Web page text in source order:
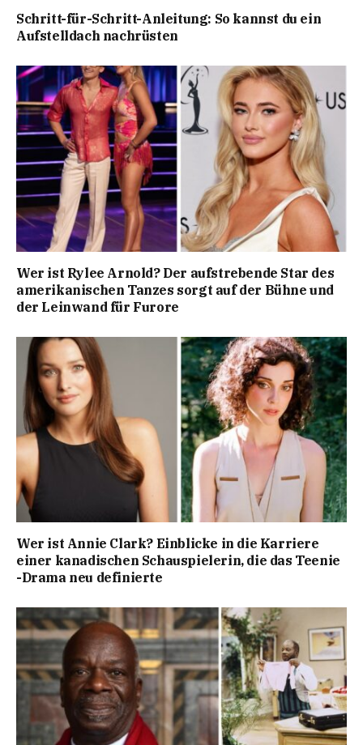
Schritt-für-Schritt-Anleitung: So kannst du ein
Aufstelldach nachrüsten
Wer ist Rylee Arnold? Der aufstrebende Star des
amerikanischen Tanzes sorgt auf der Bühne und
der Leinwand für Furore
Wer ist Annie Clark? Einblicke in die Karriere
einer kanadischen Schauspielerin, die das Teenie
-Drama neu definierte